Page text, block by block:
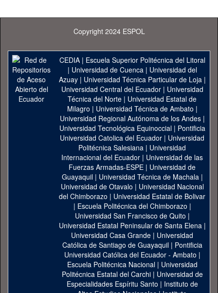
Copyright 2024 ESPOL
CEDIA| Escuela Superior Politécnica del Litoral
| Universidad de Cuenca| Universidad del
Azuay| Universidad Técnica Particular de Loja|
Universidad Central del Ecuador| Universidad
Técnica del Norte | Universidad Estatal de
Milagro | Universidad Técnica de Ambato |
Universidad Regional Autónoma de los Andes|
Universidad Tecnológica Equinoccial| Pontificia
Universidad Catolica del Ecuador | Universidad
Politécnica Salesiana | Universidad
Internacional del Ecuador | Universidad de las
Fuerzas Armadas-ESPE | Universidad de
Guayaquil| Universidad Técnica de Machala|
Universidad de Otavalo | Universidad Nacional
del Chimborazo | Universidad Estatal de Bolivar
| Escuela Politécnica del Chimborazo |
Universidad San Francisco de Quito |
Universidad Estatal Peninsular de Santa Elena|
Universidad Casa Grande | Universidad
Católica de Santiago de Guayaquil| Pontificia
Universidad Católica del Ecuador - Ambato |
Escuela Politécnica Nacional| Universidad
Politécnica Estatal del Carchi| Universidad de
Especialidades Espíritu Santo | Instituto de